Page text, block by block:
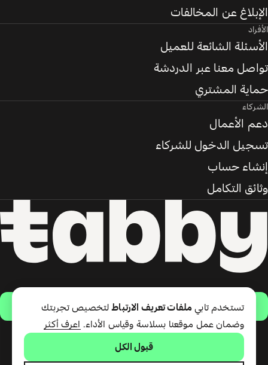
حمّل التطبيق
تقدّم شركة تابي ذ.م.م خدمة الدفع
الإبلاغ عن المخالفات
الأفراد
الأسئلة الشائعة للعميل
تواصل معنا عبر الدردشة
حماية المشتري
الشركاء
دعم الأعمال
تسجيل الدخول للشركاء
إنشاء حساب
وثائق التكامل
تستخدم تابي ملفات تعريف الارتباطلتخصيص تجربتك
وضمان عمل موقعنا بسلاسة وقياس الأداء.
اعرف أكثر
قبول الكل